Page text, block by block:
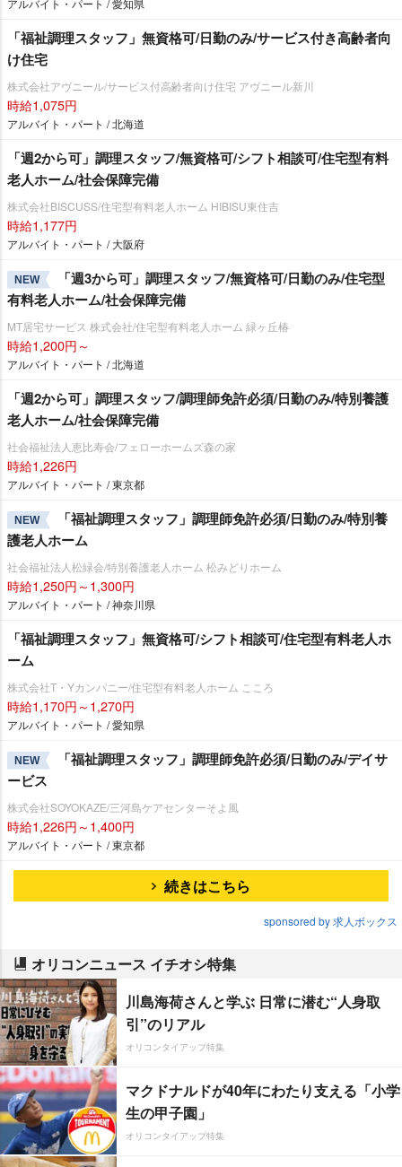
「福祉調理スタッフ」無資格可/日勤のみ/サービス付き高齢者向
け住宅
株式会社アヴニール/サービス付高齢者向け住宅 アヴニール新川
時給1,075円
アルバイト・パート / 北海道
「週2から可」調理スタッフ/無資格可/シフト相談可/住宅型有料
老人ホーム/社会保障完備
株式会社BISCUSS/住宅型有料老人ホーム HIBISU東住吉
時給1,177円
アルバイト・パート / 大阪府
NEW
「週3から可」調理スタッフ/無資格可/日勤のみ/住宅型
有料老人ホーム/社会保障完備
MT居宅サービス 株式会社/住宅型有料老人ホーム 緑ヶ丘椿
時給1,200円～
アルバイト・パート / 北海道
「週2から可」調理スタッフ/調理師免許必須/日勤のみ/特別養護
老人ホーム/社会保障完備
社会福祉法人恵比寿会/フェローホームズ森の家
時給1,226円
アルバイト・パート / 東京都
NEW
「福祉調理スタッフ」調理師免許必須/日勤のみ/特別養
護老人ホーム
社会福祉法人松緑会/特別養護老人ホーム 松みどりホーム
時給1,250円～1,300円
アルバイト・パート / 神奈川県
「福祉調理スタッフ」無資格可/シフト相談可/住宅型有料老人ホ
ーム
株式会社T・Yカンパニー/住宅型有料老人ホーム こころ
時給1,170円～1,270円
アルバイト・パート / 愛知県
NEW
「福祉調理スタッフ」調理師免許必須/日勤のみ/デイサ
ービス
株式会社SOYOKAZE/三河島ケアセンターそよ風
時給1,226円～1,400円
アルバイト・パート / 東京都
続きはこちら
sponsored by 求人ボックス
オリコンニュース イチオシ特集
川島海荷さんと学ぶ 日常に潜む“人身取
引”のリアル
オリコンタイアップ特集
マクドナルドが40年にわたり支える「小学
生の甲子園」
オリコンタイアップ特集